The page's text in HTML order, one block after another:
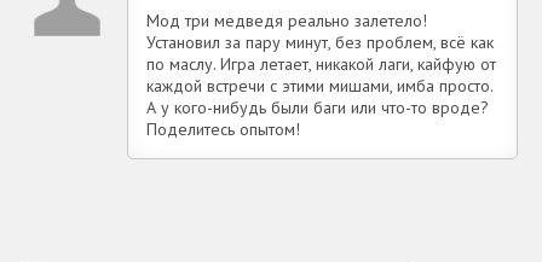
Мод три медведя реально залетело!
Установил за пару минут, без проблем, всё как
по маслу. Игра летает, никакой лаги, кайфую от
каждой встречи с этими мишами, имба просто.
А у кого-нибудь были баги или что-то вроде?
Поделитесь опытом!